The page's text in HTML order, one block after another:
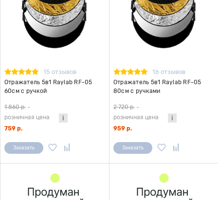
15 отзывов
Отражатель 5в1 Raylab RF-05
60см с ручкой
1 860 р. -
розничная цена
759 р.
Заказать
16 отзывов
Отражатель 5в1 Raylab RF-05
80см с ручками
2 720 р. -
розничная цена
959 р.
Заказать